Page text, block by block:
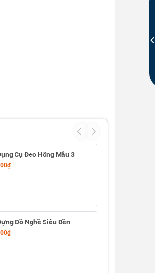
Cụ Đeo Hông Mẫu 3
Đồ Nghề Siêu Bền